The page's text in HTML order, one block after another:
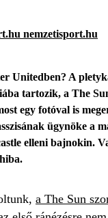
nemzetisport.hu
Unitedben? A
tartozik, a The
egy fotóval is
ügynöke a
elleni bajnokin.
a The Sun